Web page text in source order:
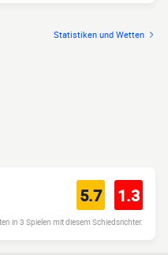
Statistiken und Wetten
5.7 1.3
in 3 Spielen mit diesem Schiedsrichter.